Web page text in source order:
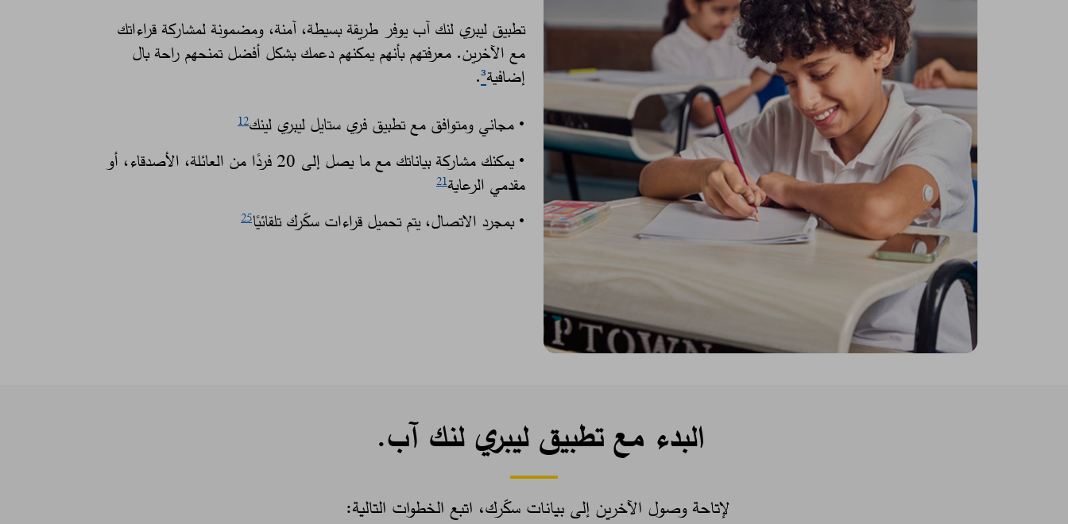
تطبيق ليبري لنك آب يوفر طريقة بسيطة، آمنة، ومضمونة لمشاركة قراءاتك
مع الآخرين. معرفتهم بأنهم يمكنهم دعمك بشكل أفضل تمنحهم راحة بال
إضافية³
.
• مجاني ومتوافق مع تطبيق فري ستايل ليبري لينك12
• يمكنك مشاركة بياناتك مع ما يصل إلى 20 فردًا من العائلة، الأصدقاء، أو
مقدمي الرعاية21
• بمجرد الاتصال، يتم تحميل قراءات سكّرك تلقائيًا25
البدء مع تطبيق ليبري لنك آب.
لإتاحة وصول الآخرين إلى بيانات سكّرك، اتبع الخطوات التالية: ​​